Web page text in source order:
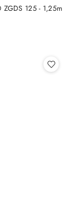
ZGDS 125 - 1,25m